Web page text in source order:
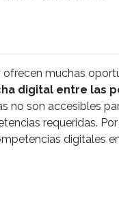
muchas
digital entre las
no son accesibles
requeridas.
digitales